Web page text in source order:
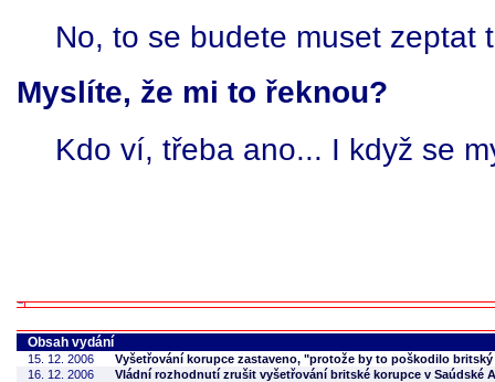
No, to se budete muset zeptat
Myslíte, že mi to řeknou?
Kdo ví, třeba ano... I když se
Obsah vydání
15. 12. 2006
Vyšetřování korupce zastaveno, "protože by to poškodilo
16. 12. 2006
Vládní rozhodnutí zrušit vyšetřování britské korupce v Saúdské